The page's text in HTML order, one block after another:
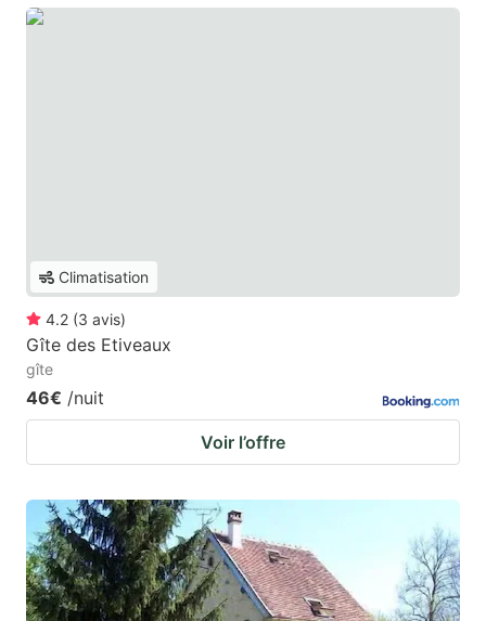
Climatisation
4.2 (3 avis)
Gîte des Etiveaux
gîte
46€ /nuit
Voir l’offre